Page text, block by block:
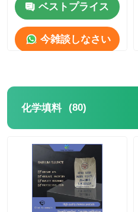
ベストプライス
今雑談しなさい
化学填料 (80)